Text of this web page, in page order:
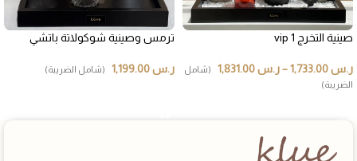
صينية التخرج vip 1
ر.س –ر.س
(شامل
الضريبة)
ترمس وصينية شوكولاتة باتشي
ر.س (شامل الضريبة)